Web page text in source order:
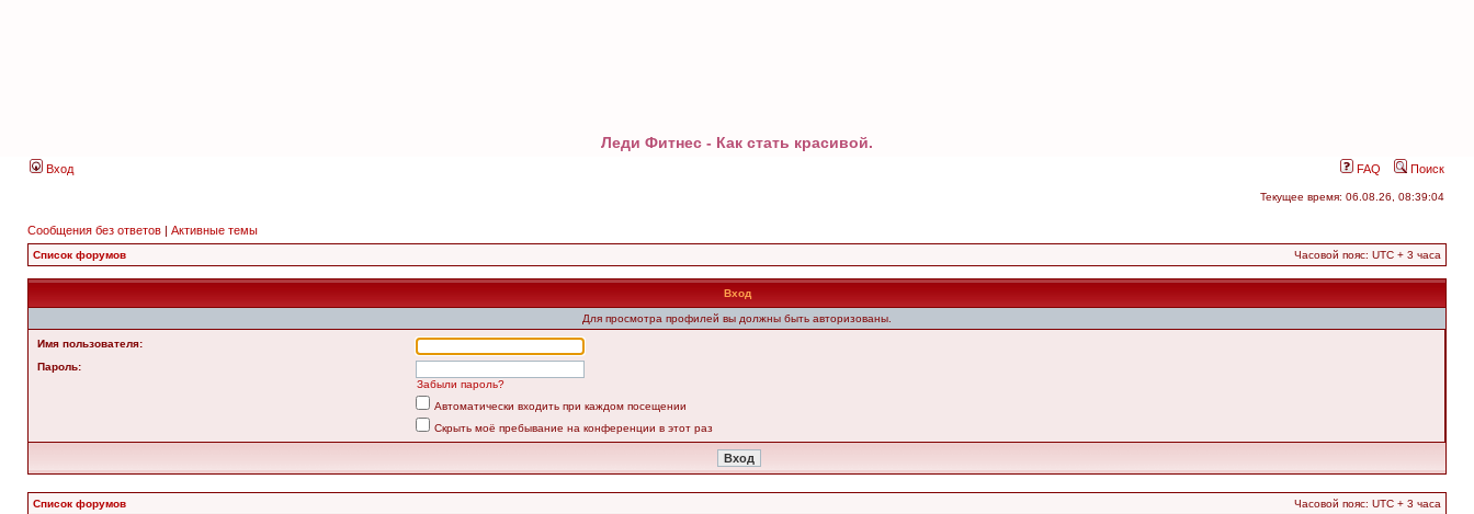
Леди Фитнес - Как стать красивой.
Вход FAQ Поиск
Текущее время: 06.08.26, 08:39:04
Сообщения без ответов | Активные темы
Список форумов Часовой пояс: UTC + 3 часа
Вход
Для просмотра профилей вы должны быть авторизованы.
Имя пользователя:
Пароль:
Забыли пароль?
Автоматически входить при каждом посещении
Скрыть моё пребывание на конференции в этот раз
Список форумов Часовой пояс: UTC + 3 часа